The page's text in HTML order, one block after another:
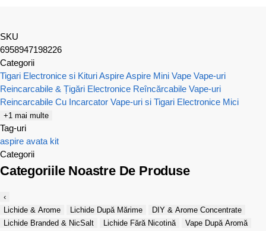
SKU
6958947198226
Categorii
Tigari Electronice si Kituri AspireAspire Mini Vape Vape-uri
Reincarcabile & Țigări Electronice Reîncărcabile Vape-uri
Reincarcabile Cu Incarcator Vape-uri si Tigari Electronice Mici
+1 mai multe
Tag-uri
aspire avata kit
Categorii
Categoriile Noastre De Produse
‹
Lichide & Arome
Lichide După Mărime
DIY & Arome Concentrate
Lichide Branded & NicSalt
Lichide Fără Nicotină
Vape După Aromă